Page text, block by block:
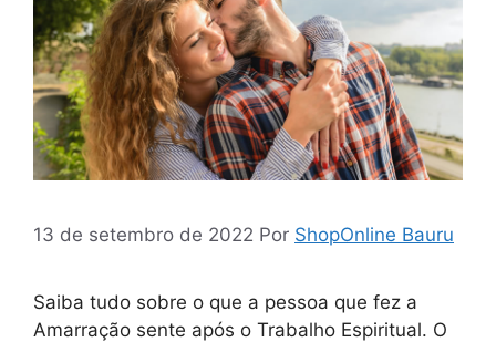
13 de setembro de 2022 Por ShopOnline Bauru
Saiba tudo sobre o que a pessoa que fez a
Amarração sente após o Trabalho Espiritual. O